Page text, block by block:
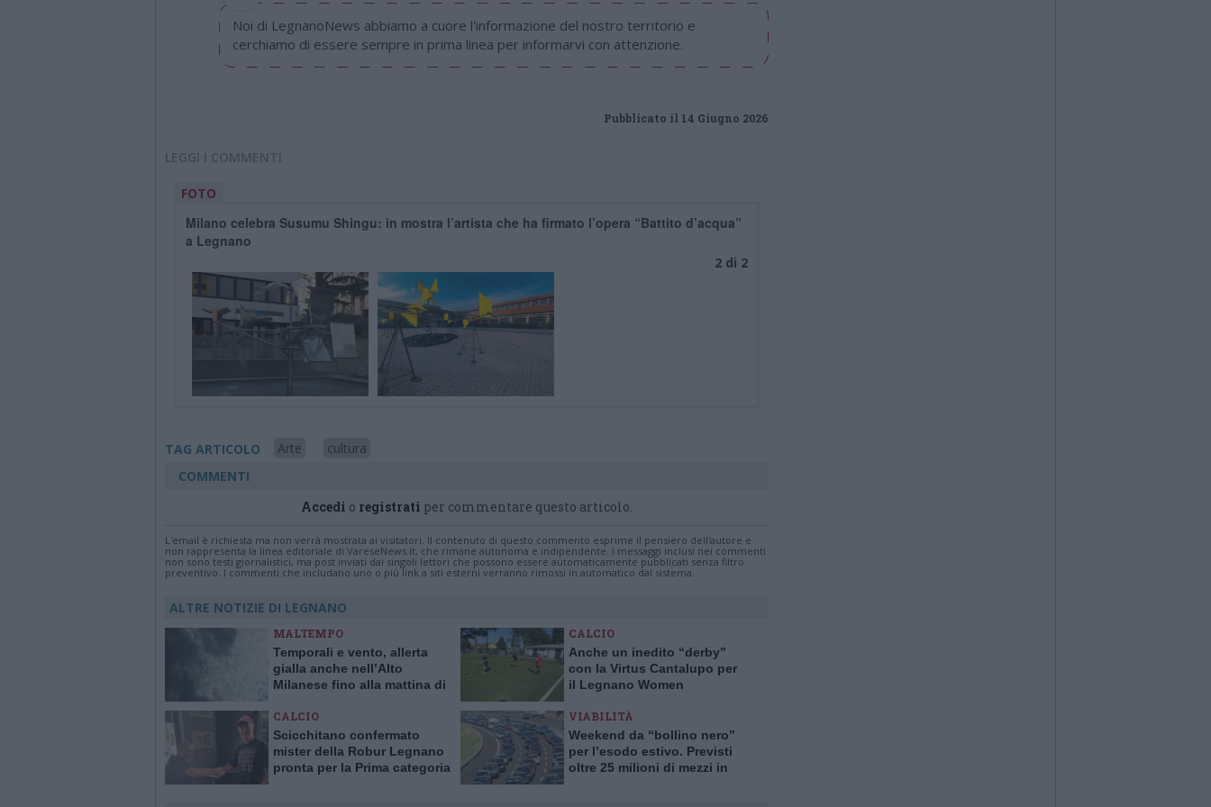
Noi di LegnanoNews abbiamo a cuore l'informazione del nostro territorio e
cerchiamo di essere sempre in prima linea per informarvi con attenzione.
Pubblicato il 14 Giugno 2026
LEGGI I COMMENTI
FOTO
Milano celebra Susumu Shingu: in mostra l’artista che ha firmato l’opera “Battito d’acqua”
a Legnano
2 di 2
TAG ARTICOLO Arte
cultura
COMMENTI
Accedi o registrati per commentare questo articolo.
L'email è richiesta ma non verrà mostrata ai visitatori. Il contenuto di questo commento esprime il pensiero dell'autore e
non rappresenta la linea editoriale di VareseNews.it, che rimane autonoma e indipendente. I messaggi inclusi nei commenti
non sono testi giornalistici, ma post inviati dai singoli lettori che possono essere automaticamente pubblicati senza filtro
preventivo. I commenti che includano uno o più link a siti esterni verranno rimossi in automatico dal sistema.
ALTRE NOTIZIE DI LEGNANO
MALTEMPO
Temporali e vento, allerta
gialla anche nell’Alto
Milanese fino alla mattina di
CALCIO
Anche un inedito “derby”
con la Virtus Cantalupo per
il Legnano Women
CALCIO
Scicchitano confermato
mister della Robur Legnano
pronta per la Prima categoria
VIABILITÀ
Weekend da “bollino nero”
per l’esodo estivo. Previsti
oltre 25 milioni di mezzi in